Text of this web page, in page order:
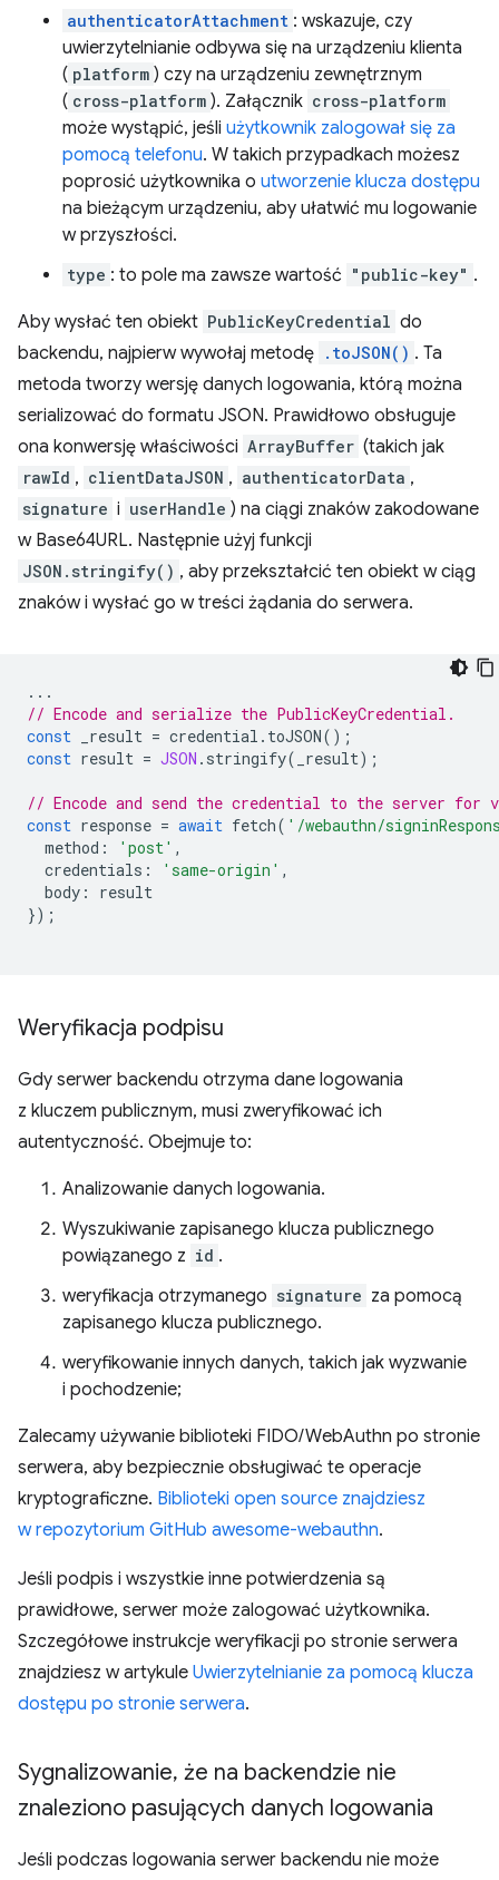
authenticatorAttachment : wskazuje, czy
uwierzytelnianie odbywa się na urządzeniu klienta
( platform ) czy na urządzeniu zewnętrznym
( cross-platform ). Załącznik cross-platform
może wystąpić, jeśli użytkownik zalogował się za
pomocą telefonu. W takich przypadkach możesz
poprosić użytkownika o utworzenie klucza dostępu
na bieżącym urządzeniu, aby ułatwić mu logowanie
w przyszłości.
type : to pole ma zawsze wartość "public-key" .
Aby wysłać ten obiekt PublicKeyCredential do
backendu, najpierw wywołaj metodę .toJSON() . Ta
metoda tworzy wersję danych logowania, którą można
serializować do formatu JSON. Prawidłowo obsługuje
ona konwersję właściwości ArrayBuffer (takich jak
rawId , clientDataJSON , authenticatorData ,
signature i userHandle ) na ciągi znaków zakodowane
w Base64URL. Następnie użyj funkcji
JSON.stringify() , aby przekształcić ten obiekt w ciąg
znaków i wysłać go w treści żądania do serwera.
...
// Encode and serialize the PublicKeyCredential.
const
_result = credential . toJSON();
const result = JSON . stringify( _result);
// Encode and send the credential to the server
const response = await fetch( '/webauthn/
method : 'post' ,
credentials : 'same-origin' ,
body :
result
});
Weryfikacja podpisu
Gdy serwer backendu otrzyma dane logowania
z kluczem publicznym, musi zweryfikować ich
autentyczność. Obejmuje to:
Analizowanie danych logowania.
Wyszukiwanie zapisanego klucza publicznego
powiązanego z id .
weryfikacja otrzymanego signature za pomocą
zapisanego klucza publicznego.
weryfikowanie innych danych, takich jak wyzwanie
i pochodzenie;
Zalecamy używanie biblioteki FIDO/WebAuthn po stronie
serwera, aby bezpiecznie obsługiwać te operacje
kryptograficzne. Biblioteki open source znajdziesz
w repozytorium GitHub awesome-webauthn.
Jeśli podpis i wszystkie inne potwierdzenia są
prawidłowe, serwer może zalogować użytkownika.
Szczegółowe instrukcje weryfikacji po stronie serwera
znajdziesz w artykule Uwierzytelnianie za pomocą klucza
dostępu po stronie serwera.
Sygnalizowanie, że na backendzie nie
znaleziono pasujących danych logowania
Jeśli podczas logowania serwer backendu nie może